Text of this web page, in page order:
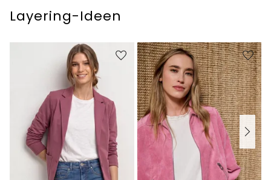
Layering-Ideen